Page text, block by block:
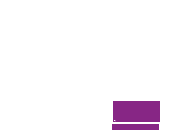
Задайте нам вопрос